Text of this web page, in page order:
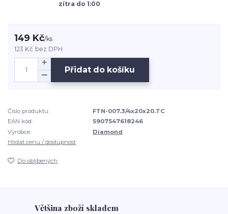
zítra do 1:00
149 Kč/ks
123 Kč bez DPH
Přidat do košíku
Číslo produktu:
FTN-007.3/4x20x20.TC
EAN kód:
5907547618246
Výrobce:
Diamond
Hlídat cenu / dostupnost
Do oblíbených
Většina zboží skladem